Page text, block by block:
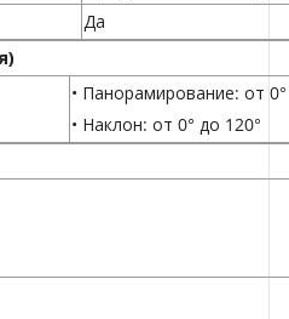
Да
• Панорамирование: от
• Наклон: от 0° до 120°